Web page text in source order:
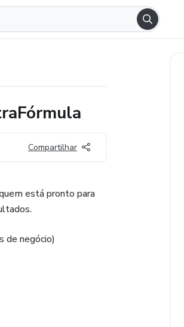
Compartilhar
está pronto para
de negócio)